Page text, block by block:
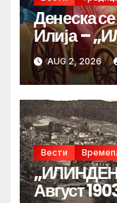
Денеска
Илија –
AUG 2, 2026
Вести
Август